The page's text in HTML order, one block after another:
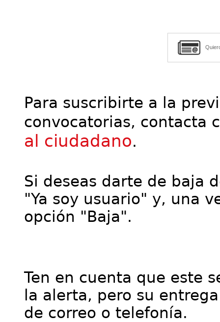
Para suscribirte a la
convocatorias, contacta
al ciudadano.
Si deseas darte de baja
"Ya soy usuario" y, una
opción "Baja".
Ten en cuenta que este
la alerta, pero su
de correo o telefonía.